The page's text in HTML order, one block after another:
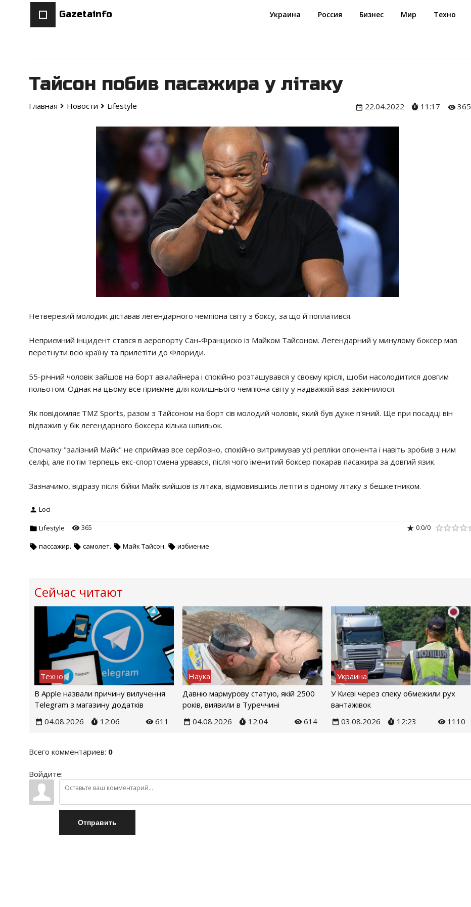
Gazetainfo Украина Россия Бизнес Мир Техно
Тайсон побив пасажира у літаку
Главная Новости Lifestyle 22.04.2022 11:17 365
Нетверезий молодик діставав легендарного чемпіона світу з боксу, за що й поплатився.
Неприємний інцидент стався в аеропорту Сан-Франциско із Майком Тайсоном. Легендарний у минулому боксер мав
перетнути всю країну та прилетіти до Флориди.
55-річний чоловік зайшов на борт авіалайнера і спокійно розташувався у своєму кріслі, щоби насолодитися довгим
польотом. Однак на цьому все приємне для колишнього чемпіона світу у надважкій вазі закінчилося.
Як повідомляє TMZ Sports, разом з Тайсоном на борт сів молодий чоловік, який був дуже п'яний. Ще при посадці він
відважив у бік легендарного боксера кілька шпильок.
Спочатку "залізний Майк" не сприймав все серйозно, спокійно витримував усі репліки опонента і навіть зробив з ним
селфі, але потім терпець екс-спортсмена урвався, після чого іменитий боксер покарав пасажира за довгий язик.
Зазначимо, відразу після бійки Майк вийшов із літака, відмовившись летіти в одному літаку з бешкетником.
Loci
Lifestyle 365 0.0/0
пассажир самолет Майк Тайсон избиение
Сейчас читают
Техно
В Apple назвали причину вилучення
Telegram з магазину додатків
04.08.2026
12:06 611
Наука
Давню мармурову статую, якій 2500
років, виявили в Туреччині
04.08.2026
12:04 614
Украина
У Києві через спеку обмежили рух
вантажівок
03.08.2026
12:23 1110
Всего комментариев: 0
Войдите:
Отправить